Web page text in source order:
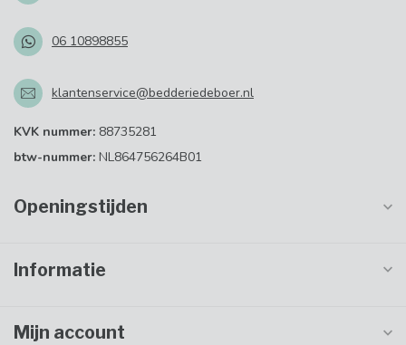
06 10898855
klantenservice@bedderiedeboer.nl
KVK nummer: 88735281
btw-nummer: NL864756264B01
Openingstijden
Informatie
Mijn account